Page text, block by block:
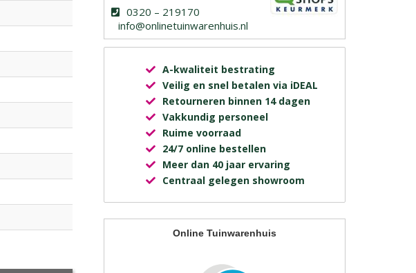
0320 – 219170
info@onlinetuinwarenhuis.nl
A-kwaliteit bestrating
Veilig en snel betalen via iDEAL
Retourneren binnen 14 dagen
Vakkundig personeel
Ruime voorraad
24/7 online bestellen
Meer dan 40 jaar ervaring
Centraal gelegen showroom
Online Tuinwarenhuis